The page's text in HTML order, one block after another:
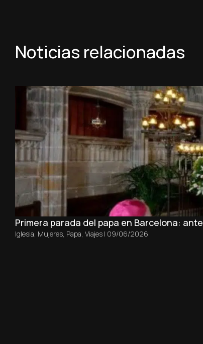
Noticias relacionadas
Primera parada del papa en Barcelona:
Iglesia Mujeres Papa Viajes | 09/06/2026